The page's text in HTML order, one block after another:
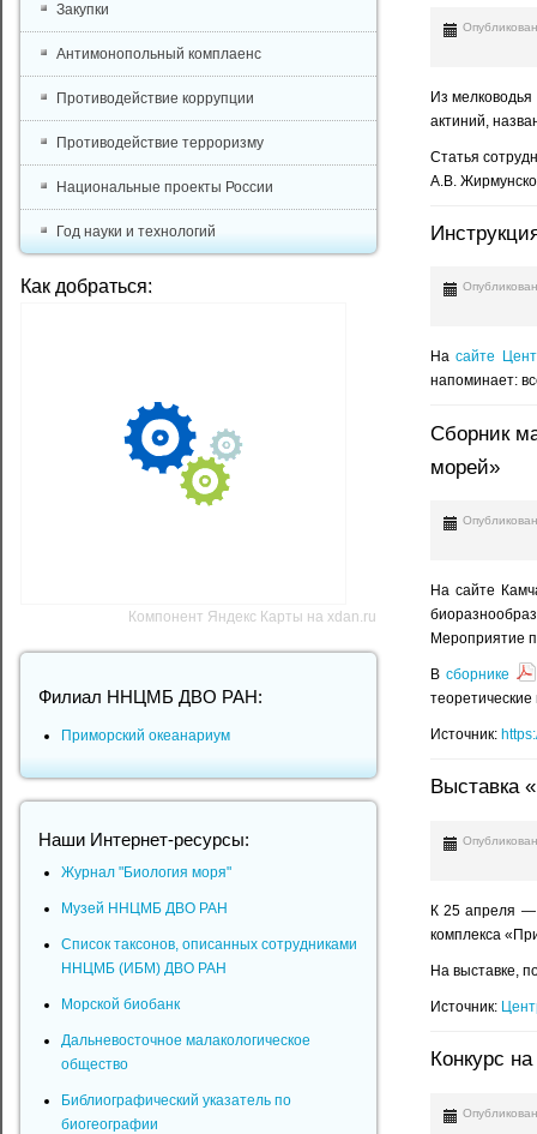
Из
актиний,
Статья
А.В.
Насайте
напоминает:
Сборник
морей»
На сайте
Мероприятие
Всборнике
Источник:
Выставка
К 25 апреля —
комплекса
На выставке,
Источник:
Конкурс
Закупки
Антимонопольный комплаенс
Противодействие коррупции
Противодействие терроризму
Национальные проекты России
Год науки и технологий
Как добраться:
Компонент Яндекс Карты на xdan.ru
Филиал ННЦМБ ДВО РАН:
Приморский океанариум
Наши Интернет-ресурсы:
Журнал "Биология моря"
Музей ННЦМБ ДВО РАН
Список таксонов, описанных сотрудниками
ННЦМБ (ИБМ) ДВО РАН
Морской биобанк
Дальневосточное малакологическое
общество
Библиографический указатель по
биогеографии